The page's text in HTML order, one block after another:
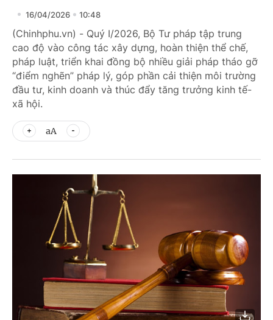
16/04/2026 10:48
(Chinhphu.vn) - Quý I/2026, Bộ Tư pháp tập trung
cao độ vào công tác xây dựng, hoàn thiện thể chế,
pháp luật, triển khai đồng bộ nhiều giải pháp tháo gỡ
“điểm nghẽn” pháp lý, góp phần cải thiện môi trường
đầu tư, kinh doanh và thúc đẩy tăng trưởng kinh tế-
xã hội.
aA